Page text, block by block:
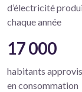
d’électricité
chaque année
17 000
habitants
en consommation